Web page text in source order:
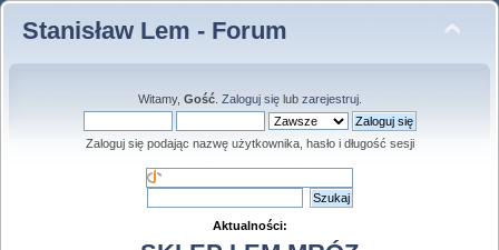
Stanisław Lem - Forum
Witamy, Gość. Zaloguj sięlub zarejestruj.
Zaloguj się podając nazwę użytkownika, hasło i długość sesji
Aktualności: